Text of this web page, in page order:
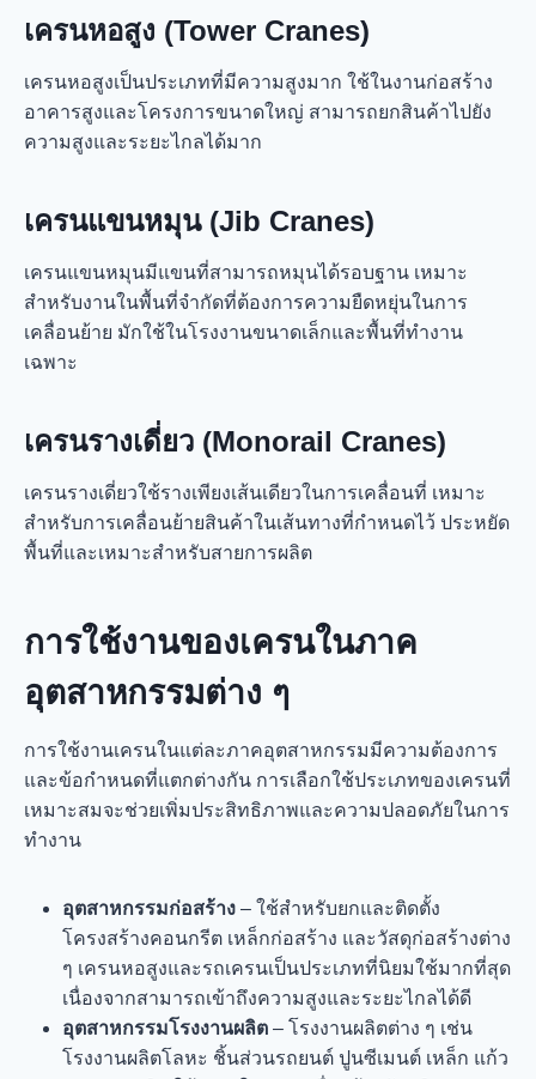
เครนหอสูง (Tower Cranes)
เครนหอสูงเป็นประเภทที่มีความสูงมาก ใช้ในงานก่อสร้าง
อาคารสูงและโครงการขนาดใหญ่ สามารถยกสินค้าไปยัง
ความสูงและระยะไกลได้มาก
เครนแขนหมุน (Jib Cranes)
เครนแขนหมุนมีแขนที่สามารถหมุนได้รอบฐาน เหมาะ
สำหรับงานในพื้นที่จำกัดที่ต้องการความยืดหยุ่นในการ
เคลื่อนย้าย มักใช้ในโรงงานขนาดเล็กและพื้นที่ทำงาน
เฉพาะ
เครนรางเดี่ยว (Monorail Cranes)
เครนรางเดี่ยวใช้รางเพียงเส้นเดียวในการเคลื่อนที่ เหมาะ
สำหรับการเคลื่อนย้ายสินค้าในเส้นทางที่กำหนดไว้ ประหยัด
พื้นที่และเหมาะสำหรับสายการผลิต
การใช้งานของเครนในภาค
อุตสาหกรรมต่าง ๆ
การใช้งานเครนในแต่ละภาคอุตสาหกรรมมีความต้องการ
และข้อกำหนดที่แตกต่างกัน การเลือกใช้ประเภทของเครนที่
เหมาะสมจะช่วยเพิ่มประสิทธิภาพและความปลอดภัยในการ
ทำงาน
อุตสาหกรรมก่อสร้าง – ใช้สำหรับยกและติดตั้ง
โครงสร้างคอนกรีต เหล็กก่อสร้าง และวัสดุก่อสร้างต่าง
ๆ เครนหอสูงและรถเครนเป็นประเภทที่นิยมใช้มากที่สุด
เนื่องจากสามารถเข้าถึงความสูงและระยะไกลได้ดี
อุตสาหกรรมโรงงานผลิต – โรงงานผลิตต่าง ๆ เช่น
โรงงานผลิตโลหะ ชิ้นส่วนรถยนต์ ปูนซีเมนต์ เหล็ก แก้ว